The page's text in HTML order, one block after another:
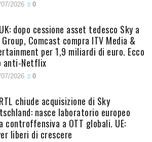
2026 0
dopo cessione asset tedesco Sky a
Group, Comcast compra ITV Media &
per 1,9 miliardi di euro. Ecco
anti-Netflix
2026 0
chiude acquisizione di Sky
nasce laboratorio europeo
controffensiva a OTT globali. UE:
liberi di crescere